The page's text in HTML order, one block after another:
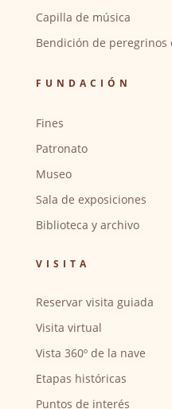
Capilla de música
Bendición de peregrinos
FUNDACIÓN
Fines
Patronato
Museo
Sala de exposiciones
Biblioteca y archivo
VISITA
Reservar visita guiada
Visita virtual
Vista 360º de la nave
Etapas históricas
Puntos de interés